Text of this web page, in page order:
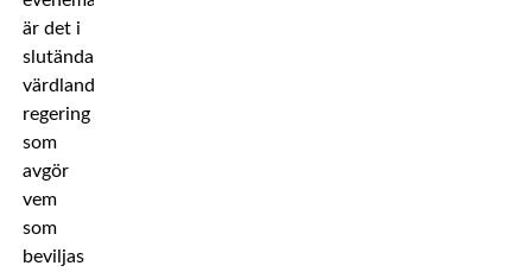
är det i
slutändan
värdlandets
regering
som
avgör
vem
som
beviljas